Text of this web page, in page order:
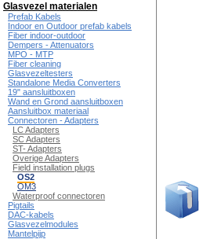
Glasvezel materialen
Prefab Kabels
Indoor en Outdoor prefab kabels
Fiber indoor-outdoor
Dempers - Attenuators
MPO - MTP
Fiber cleaning
Glasvezeltesters
Standalone Media Converters
19" aansluitboxen
Wand en Grond aansluitboxen
Aansluitbox materiaal
Connectoren - Adapters
LC Adapters
SC Adapters
ST- Adapters
Overige Adapters
Field installation plugs
OS2
OM3
Waterproof connectoren
Pigtails
DAC-kabels
Glasvezelmodules
Mantelpijp